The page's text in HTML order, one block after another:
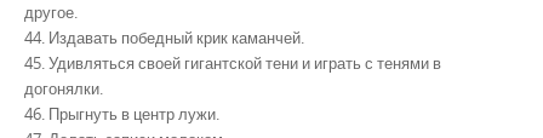
другое.
44. Издавать победный крик каманчей.
45. Удивляться своей гигантской тени и играть с тенями в
догонялки.
46. Прыгнуть в центр лужи.